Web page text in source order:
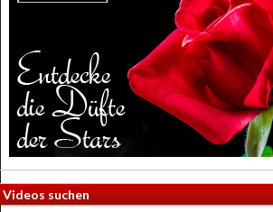
Videos suchen